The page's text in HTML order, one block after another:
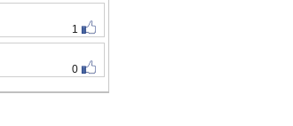
1
0